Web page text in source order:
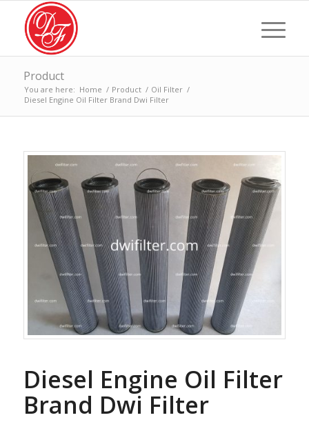
Product
You are here: Home / Product / Oil Filter /
Diesel Engine Oil Filter Brand Dwi Filter
Diesel Engine Oil Filter
Brand Dwi Filter